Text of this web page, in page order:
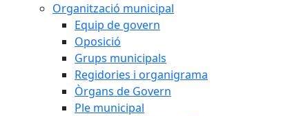
Organització municipal
Equip de govern
Oposició
Grups municipals
Regidories i organigrama
Òrgans de Govern
Ple municipal